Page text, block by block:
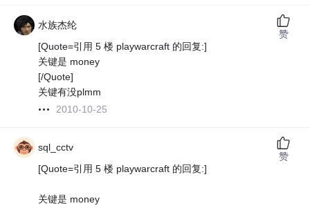
水族杰纶
[Quote=引用 5 楼 playwarcraft 的回复:]
关键是 money
[/Quote]
关键有没plmm
2010-10-25
赞
sql_cctv
[Quote=引用 5 楼 playwarcraft 的回复:]
关键是 money
赞